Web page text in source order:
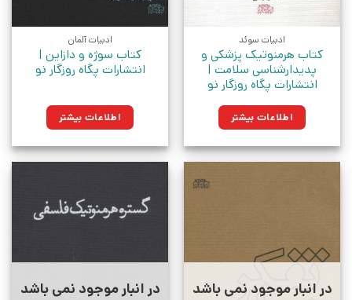
ادبیات سوئد
کتاب هرمنوتیک پزشکی و
پدیدارشناسی سلامت |
انتشارات پگاه روزگار نو
اطلاعات بیشتر
ادبیات آلمان
کتاب سوژه و دازاین |
انتشارات پگاه روزگار نو
اطلاعات بیشتر
در انبار موجود نمی باشد در انبار موجود نمی باشد